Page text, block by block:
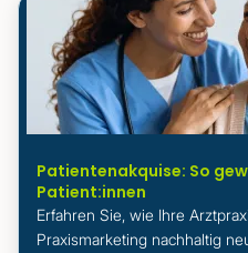
Patientenakquise: So
Patient:innen
Erfahren Sie, wie Ihre
Praxismarketing nachhaltig